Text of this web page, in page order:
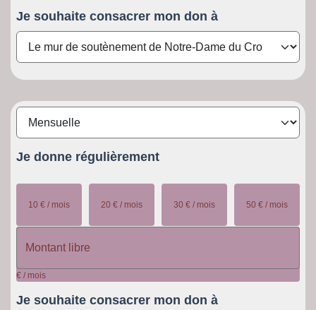
Je souhaite consacrer mon don à
Je donne régulièrement
10 € / mois 20 € / mois 30 € / mois 50 € / mois
€ / mois
Je souhaite consacrer mon don à